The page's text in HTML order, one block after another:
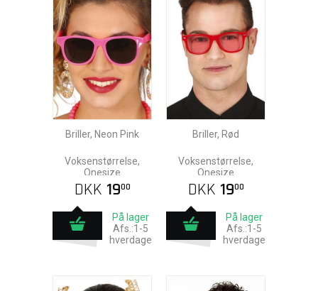
Briller, Neon Pink
Voksenstørrelse,
Onesize
DKK 1900
På lager
Afs.:1-5
hverdage
Briller, Rød
Voksenstørrelse,
Onesize
DKK 1900
På lager
Afs.:1-5
hverdage